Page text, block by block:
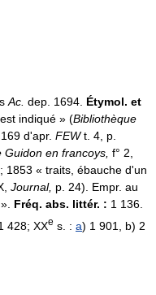
Ac. dep. 1694. Étymol. et
indiqué » (Bibliothèque
d'apr. FEWt. 4, p.
Guidon en francoys, f° 2,
1853 « traits, ébauche d'un
Journal, p. 24). Empr. au
Fréq. abs. littér. : 1 136.
428; XXe s. : a) 1 901, b) 2